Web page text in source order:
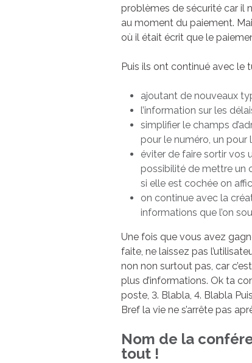
problèmes de sécurité car il
au moment du paiement.
où il était écrit que le
Puis ils ont continué avec le
ajoutant de nouveaux
l’information sur les
simplifier le champs
pour le numéro, un pour
éviter de faire sortir vos
possibilité de mettre un
si elle est cochée on
on continue avec la
informations que l’on
Une fois que vous avez
faite, ne laissez pas
non non surtout pas, car
plus d’informations. Ok ta
poste, 3. Blabla, 4. Blabla
Bref la vie ne s’arrête pas
Nom de la
tout !